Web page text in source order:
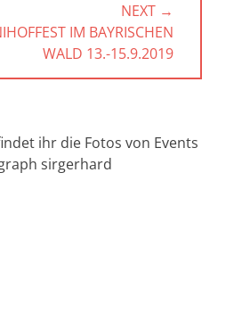
NEXT →
IM BAYRISCHEN
WALD 13.-15.9.2019
ihr die Fotos von Events
sirgerhard